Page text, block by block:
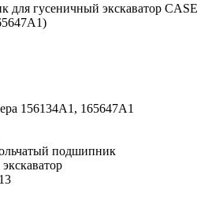
для гусеничный экскаватор CASE
156134A1, 165647A1
подшипник